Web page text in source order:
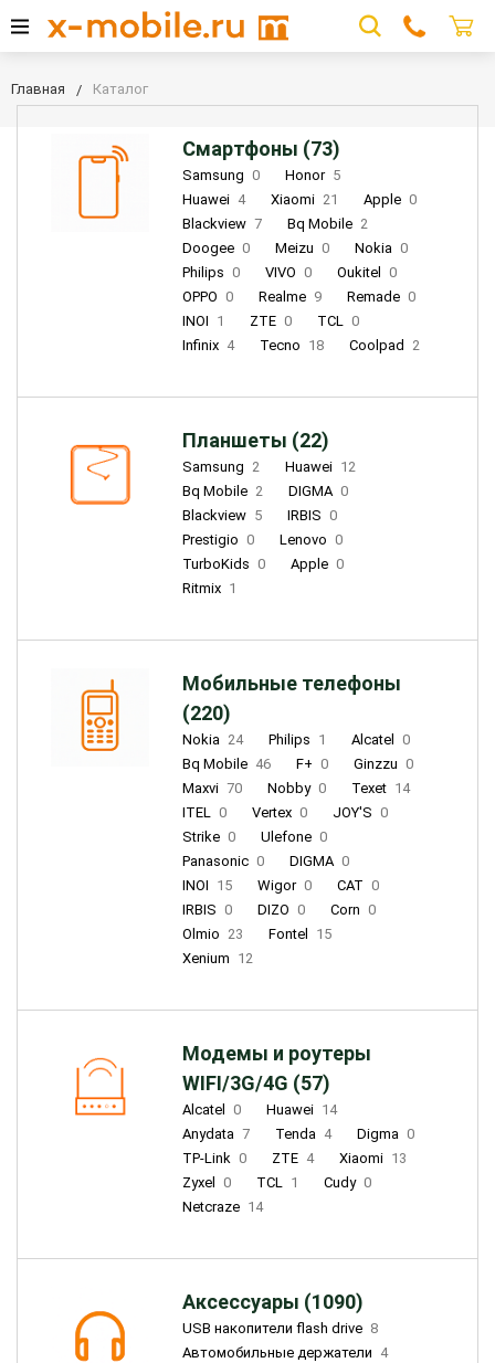
Главная Каталог
Смартфоны (73)
Samsung 0 Honor 5
Huawei 4 Xiaomi 21 Apple 0
Blackview 7 Bq Mobile 2
Doogee 0 Meizu 0 Nokia 0
Philips 0 VIVO 0 Oukitel
0
OPPO 0 Realme 9 Remade 0
INOI 1 ZTE 0 TCL 0
Infinix 4 Tecno 18 Coolpad 2
Планшеты (22)
Samsung 2 Huawei 12
Bq Mobile 2 DIGMA 0
Blackview 5 IRBIS 0
Prestigio 0 Lenovo 0
TurboKids 0 Apple 0
Ritmix 1
Мобильные телефоны
(220)
Nokia 24 Philips 1 Alcatel
0
Bq Mobile 46 F+ 0 Ginzzu 0
Maxvi 70 Nobby 0 Texet 14
ITEL 0 Vertex 0 JOY'S 0
Strike 0 Ulefone 0
Panasonic 0 DIGMA 0
INOI 15 Wigor 0 CAT 0
IRBIS 0 DIZO 0 Corn 0
Olmio 23 Fontel
15
Xenium 12
Модемы и роутеры
WIFI/3G/4G (57)
Alcatel 0 Huawei 14
Anydata 7 Tenda 4 Digma 0
TP-Link 0 ZTE 4 Xiaomi 13
Zyxel
0 TCL 1 Cudy 0
Netcraze 14
Аксессуары (1090)
USB накопители flash drive 8
Автомобильные держатели 4